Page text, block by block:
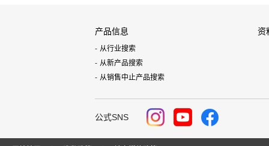
产品信息
从行业搜索
从新产品搜索
从销售中止产品搜索
资
公式SNS